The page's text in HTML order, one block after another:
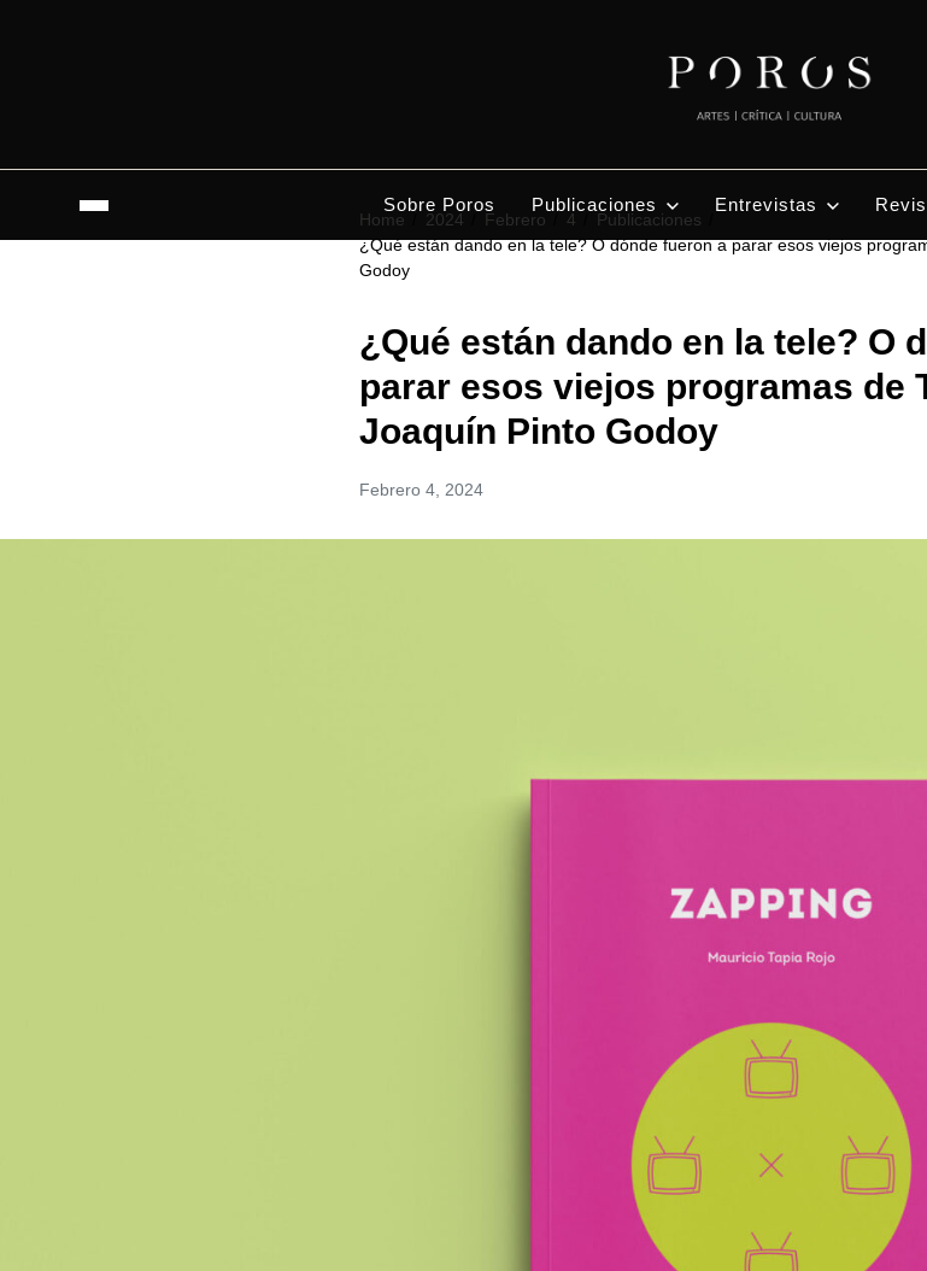
Sobre Poros Publicaciones Entrevistas
Home 2024 Febrero 4
Publicaciones
¿Qué están dando en la tele? O dónde fueron a parar esos viejos
Godoy
¿Qué están dando en la tele? O
parar esos viejos programas de
Joaquín Pinto Godoy
Febrero 4, 2024